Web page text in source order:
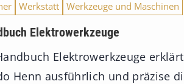
Werkstatt Werkzeuge und Maschinen
Elektrowerkzeuge
Elektrowerkzeuge erklärt
Henn ausführlich und präzise